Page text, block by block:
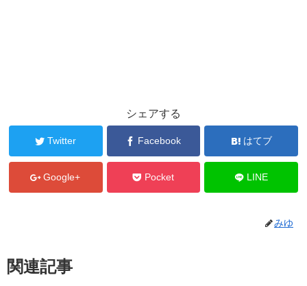
シェアする
Twitter Facebook はてブ
Google+ Pocket LINE
みゆ
関連記事